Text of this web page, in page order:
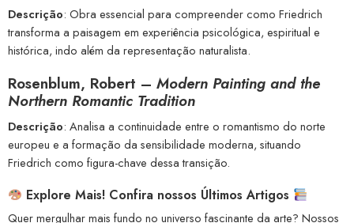
Descrição: Obra essencial para compreender como Friedrich
transforma a paisagem em experiência psicológica, espiritual e
histórica, indo além da representação naturalista.
Rosenblum, Robert – Modern Painting and the
Northern Romantic Tradition
Descrição: Analisa a continuidade entre o romantismo do norte
europeu e a formação da sensibilidade moderna, situando
Friedrich como figura-chave dessa transição.
Explore Mais! Confira nossos Últimos Artigos
Quer mergulhar mais fundo no universo fascinante da arte? Nossos